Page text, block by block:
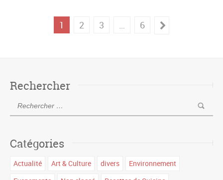
1 2 3 … 6
Rechercher
Catégories
Actualité Art & Culture divers
Environnement